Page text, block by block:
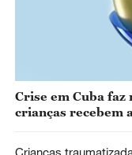
Crise em Cuba
crianças recebem
Crianças